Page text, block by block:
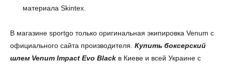
материала Skintex.
В магазине sportgo только оригинальная экипировка Venum с
официального сайта производителя. Купить боксерский
шлем Venum Impact Evo Black в Киеве и всей Украине с